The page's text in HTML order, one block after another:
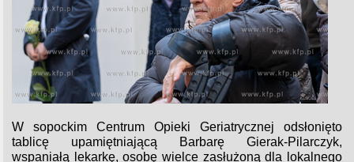
W sopockim Centrum Opieki Geriatrycznej odsłonięto
tablicę upamiętniającą Barbarę Gierak-Pilarczyk,
wspaniałą lekarkę, osobę wielce zasłużoną dla lokalnego